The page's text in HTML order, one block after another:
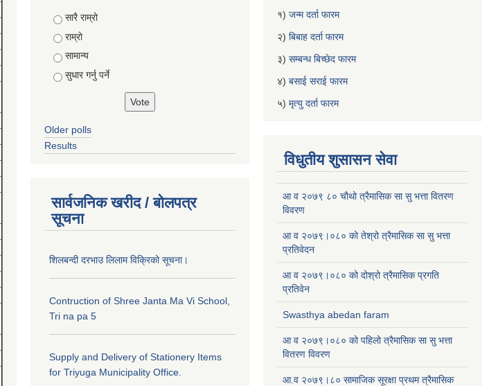
Choices
सारै राम्रो
राम्रो
सामान्य
सुधार गर्नु पर्ने
Older polls
Results
सार्वजनिक खरीद / बोलपत्र
सूचना
शिलबन्दी दरभाउ लिलाम विक्रिको सूचना।
Contruction of Shree Janta Ma Vi School,
Tri na pa 5
Supply and Delivery of Stationery Items
for Triyuga Municipality Office.
१) जन्म दर्ता फारम
२) बिबाह दर्ता फारम
३) सम्बन्ध बिच्छेद फारम
४) बसाई सराई फारम
५) मृत्यु दर्ता फारम
विधुतीय शुसासन सेवा
आ व २०७९ ८० चौथो त्रैमासिक सा सु भत्ता वितरण
विवरण
आ व २०७९।०८० को तेश्रो त्रैमासिक सा सु भत्ता
प्रतिवेदन
आ व २०७९।०८० को दोश्रो त्रैमासिक प्रगति
प्रतिवेन
Swasthya abedan faram
आ व २०७९।०८० को पहिलो त्रैमासिक सा सु भत्ता
वितरण विवरण
आ.व २०७९।८० सामाजिक सूरक्षा प्रथम त्रैमासिक